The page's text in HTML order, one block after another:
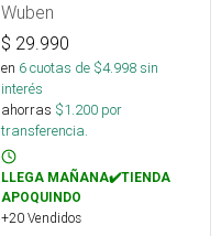
Wuben
$ 29.990
en 6cuotas de $4.998sin
interés
ahorras $1.200 por
transferencia.
LLEGA MAÑANA✔️TIENDA
APOQUINDO
+20 Vendidos